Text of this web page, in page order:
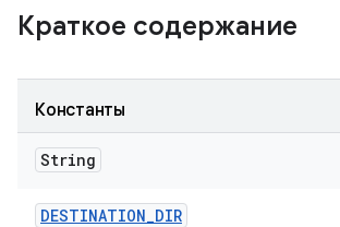
Краткое содержание
Константы
String
DESTINATION_DIR